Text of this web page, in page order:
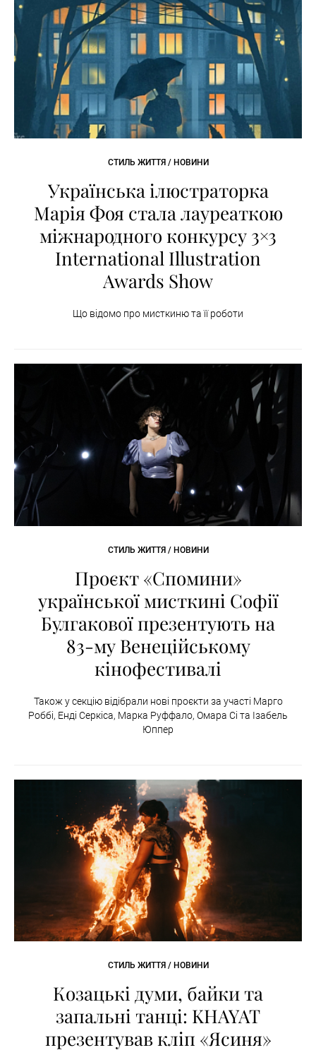
СТИЛЬ ЖИТТЯ / НОВИНИ
Українська ілюстраторка
Марія Фоя стала лауреаткою
міжнародного конкурсу 3×3
International Illustration
Awards Show
Що відомо про мисткиню та її роботи
СТИЛЬ ЖИТТЯ / НОВИНИ
Проєкт «Спомини»
української мисткині Софії
Булгакової презентують на
83-му Венеційському
кінофестивалі
Також у секцію відібрали нові проєкти за участі Марго
Роббі, Енді Серкіса, Марка Руффало, Омара Сі та Ізабель
Юппер
СТИЛЬ ЖИТТЯ / НОВИНИ
Козацькі думи, байки та
запальні танці: KHAYAT
презентував кліп «Ясиня»